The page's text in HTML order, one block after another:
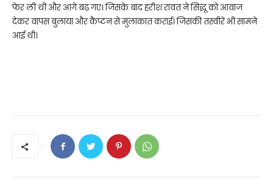
फेर लीं थी और आगे बढ़ गए। जिसके बाद हरीश रावत ने सिद्धू को आवाज
देकर वापस बुलाया और कैप्टन से मुलाकात कराई। जिसकी तस्वीरें भी सामने
आई थी।